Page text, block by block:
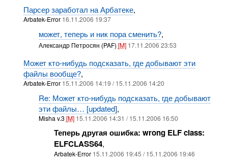
Парсер заработал на Арбатеке,
Arbatek-Error 16.11.2006 19:37
может, теперь и ник пора сменить?,
Александр Петросян (PAF) [M] 17.11.2006 23:53
Может кто-нибудь подсказать, где добывают эти
файлы вообще?,
Arbatek-Error 15.11.2006 14:19 / 15.11.2006 14:20
Re: Может кто-нибудь подсказать, где добывают
эти файлы… [updated],
Misha v.3 [M] 15.11.2006 14:31 / 15.11.2006 16:50
Теперь другая ошибка: wrong ELF class:
ELFCLASS64,
Arbatek-Error 15.11.2006 19:45 / 15.11.2006 19:46